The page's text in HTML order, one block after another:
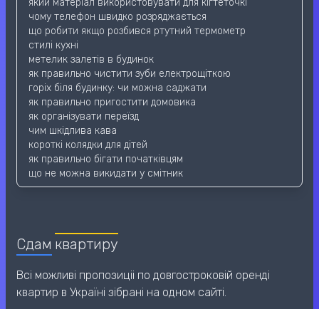
який матеріал використовувати для кігтеточкі
чому телефон швидко розряджається
що робити якщо розбився ртутний термометр
стилі кухні
метелик залетів в будинок
як правильно чистити зуби електрощіткою
горіх біля будинку: чи можна саджати
як правильно пригостити домовика
як організувати переїзд
чим шкідлива кава
короткі колядки для дітей
як правильно бігати початківцям
що не можна викидати у смітник
Сдам квартиру
Всі можливі пропозиціі по довгостроковій оренді
квартир в Україні зібрані на одном сайті.